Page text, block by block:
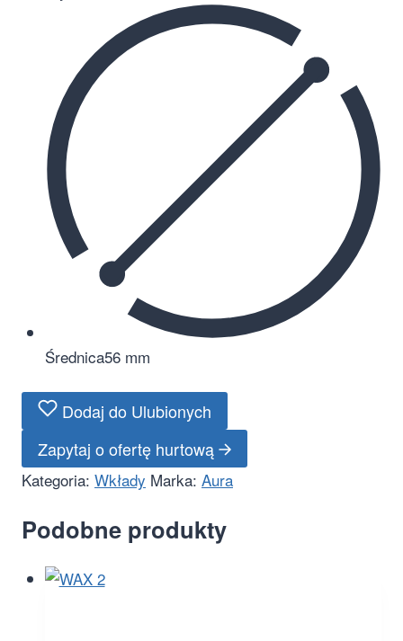
Średnica56 mm
Dodaj do Ulubionych
Zapytaj o ofertę hurtową
Kategoria: Wkłady Marka: Aura
Podobne produkty